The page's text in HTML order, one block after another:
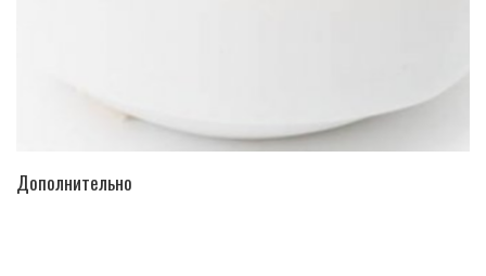
Дополнительно